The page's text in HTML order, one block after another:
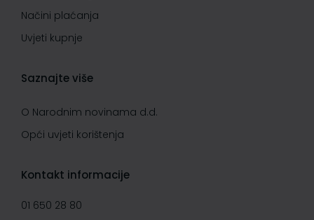
Načini plaćanja
Uvjeti kupnje
Saznajte više
O Narodnim novinama d.d.
Opći uvjeti korištenja
Kontakt informacije
01 650 28 80